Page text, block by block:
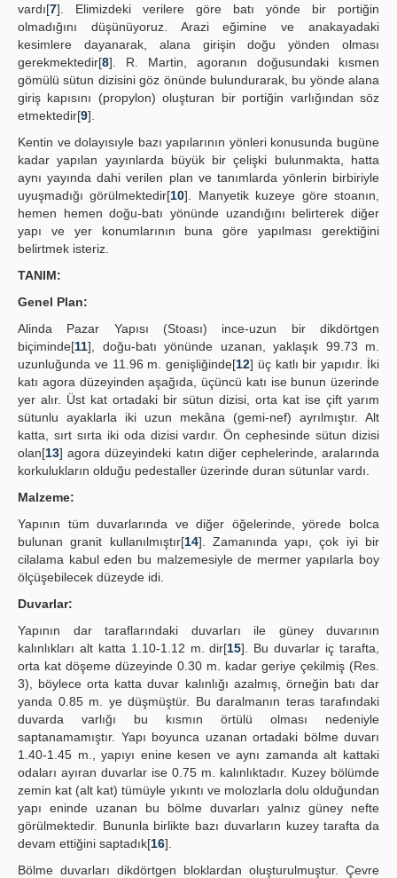
vardı[7]. Elimizdeki verilere göre batı yönde bir portiğin
olmadığını düşünüyoruz. Arazi eğimine ve anakayadaki
kesimlere dayanarak, alana girişin doğu yönden olması
gerekmektedir[8]. R. Martin, agoranın doğusundaki kısmen
gömülü sütun dizisini göz önünde bulundurarak, bu yönde alana
giriş kapısını (propylon) oluşturan bir portiğin varlığından söz
etmektedir[9].
Kentin ve dolayısıyle bazı yapılarının yönleri konusunda bugüne
kadar yapılan yayınlarda büyük bir çelişki bulunmakta, hatta
aynı yayında dahi verilen plan ve tanımlarda yönlerin birbiriyle
uyuşmadığı görülmektedir[10]. Manyetik kuzeye göre stoanın,
hemen hemen doğu-batı yönünde uzandığını belirterek diğer
yapı ve yer konumlarının buna göre yapılması gerektiğini
belirtmek isteriz.
TANIM:
Genel Plan:
Alinda Pazar Yapısı (Stoası) ince-uzun bir dikdörtgen
biçiminde[11], doğu-batı yönünde uzanan, yaklaşık 99.73 m.
uzunluğunda ve 11.96 m. genişliğinde[12] üç katlı bir yapıdır. İki
katı agora düzeyinden aşağıda, üçüncü katı ise bunun üzerinde
yer alır. Üst kat ortadaki bir sütun dizisi, orta kat ise çift yarım
sütunlu ayaklarla iki uzun mekâna (gemi-nef) ayrılmıştır. Alt
katta, sırt sırta iki oda dizisi vardır. Ön cephesinde sütun dizisi
olan[13] agora düzeyindeki katın diğer cephelerinde, aralarında
korkulukların olduğu pedestaller üzerinde duran sütunlar vardı.
Malzeme:
Yapının tüm duvarlarında ve diğer öğelerinde, yörede bolca
bulunan granit kullanılmıştır[14]. Zamanında yapı, çok iyi bir
cilalama kabul eden bu malzemesiyle de mermer yapılarla boy
ölçüşebilecek düzeyde idi.
Duvarlar:
Yapının dar taraflarındaki duvarları ile güney duvarının
kalınlıkları alt katta 1.10-1.12 m. dir[15]. Bu duvarlar iç tarafta,
orta kat döşeme düzeyinde 0.30 m. kadar geriye çekilmiş (Res.
3), böylece orta katta duvar kalınlığı azalmış, örneğin batı dar
yanda 0.85 m. ye düşmüştür. Bu daralmanın teras tarafındaki
duvarda varlığı bu kısmın örtülü olması nedeniyle
saptanamamıştır. Yapı boyunca uzanan ortadaki bölme duvarı
1.40-1.45 m., yapıyı enine kesen ve aynı zamanda alt kattaki
odaları ayıran duvarlar ise 0.75 m. kalınlıktadır. Kuzey bölümde
zemin kat (alt kat) tümüyle yıkıntı ve molozlarla dolu olduğundan
yapı eninde uzanan bu bölme duvarları yalnız güney nefte
görülmektedir. Bununla birlikte bazı duvarların kuzey tarafta da
devam ettiğini saptadık[16].
Bölme duvarları dikdörtgen bloklardan oluşturulmuştur. Çevre